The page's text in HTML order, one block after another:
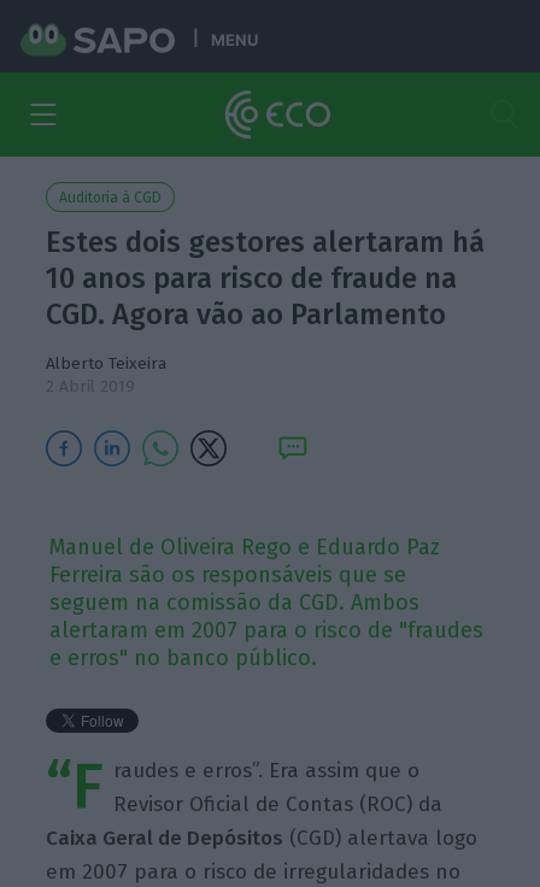
MENU
Auditoria à CGD
Estes dois gestores alertaram há
10 anos para risco de fraude na
CGD. Agora vão ao Parlamento
Alberto Teixeira
2 Abril 2019
Manuel de Oliveira Rego e Eduardo Paz
Ferreira são os responsáveis que se
seguem na comissão da CGD. Ambos
alertaram em 2007 para o risco de "fraudes
e erros" no banco público.
“F raudes e erros”. Era assim que o
Revisor Oficial de Contas (ROC) da
Caixa Geral de Depósitos (CGD) alertava logo
em 2007 para o risco de irregularidades no